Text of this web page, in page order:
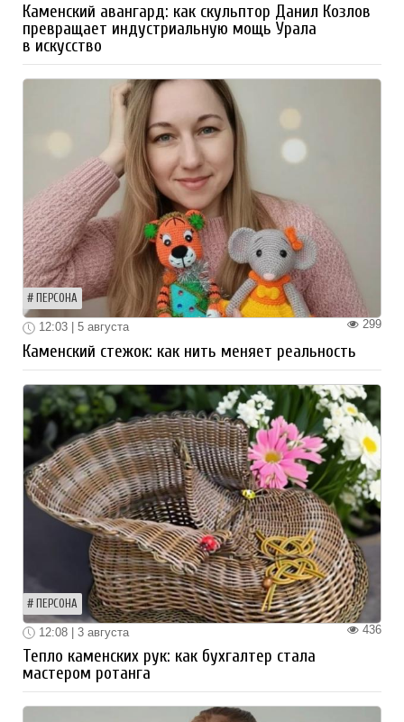
Каменский авангард: как скульптор Данил Козлов
превращает индустриальную мощь Урала
в искусство
ПЕРСОНА
299
12:03 | 5 августа
Каменский стежок: как нить меняет реальность
ПЕРСОНА
436
12:08 | 3 августа
Тепло каменских рук: как бухгалтер стала
мастером ротанга